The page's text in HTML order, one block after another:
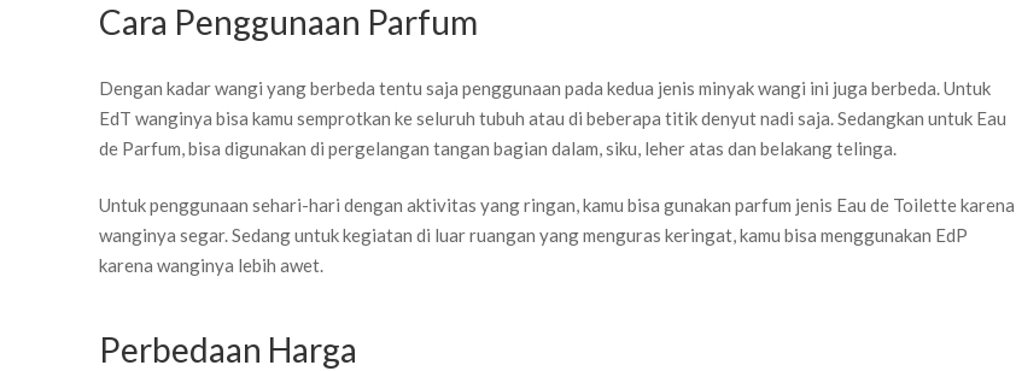
Cara Penggunaan Parfum
Dengan kadar wangi yang berbeda tentu saja penggunaan pada kedua jenis minyak wangi ini juga berbeda. Untuk
EdT wanginya bisa kamu semprotkan ke seluruh tubuh atau di beberapa titik denyut nadi saja. Sedangkan untuk Eau
de Parfum, bisa digunakan di pergelangan tangan bagian dalam, siku, leher atas dan belakang telinga.
Untuk penggunaan sehari-hari dengan aktivitas yang ringan, kamu bisa gunakan parfum jenis Eau de Toilette karena
wanginya segar. Sedang untuk kegiatan di luar ruangan yang menguras keringat, kamu bisa menggunakan EdP
karena wanginya lebih awet.
Perbedaan Harga